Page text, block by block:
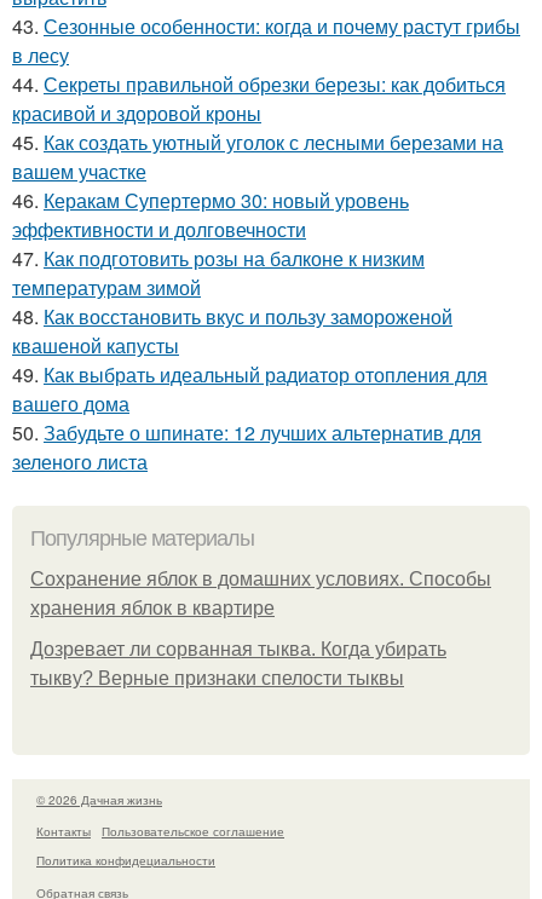
43. Сезонные особенности: когда и почему растут грибы
в лесу
44. Секреты правильной обрезки березы: как добиться
красивой и здоровой кроны
45. Как создать уютный уголок с лесными березами на
вашем участке
46. Керакам Супертермо 30: новый уровень
эффективности и долговечности
47. Как подготовить розы на балконе к низким
температурам зимой
48. Как восстановить вкус и пользу замороженой
квашеной капусты
49. Как выбрать идеальный радиатор отопления для
вашего дома
50. Забудьте о шпинате: 12 лучших альтернатив для
зеленого листа
Популярные материалы
Сохранение яблок в домашних условиях. Способы
хранения яблок в квартире
Дозревает ли сорванная тыква. Когда убирать
тыкву? Верные признаки спелости тыквы
© 2026 Дачная жизнь
Контакты
Пользовательское соглашение
Политика конфидециальности
Обратная связь